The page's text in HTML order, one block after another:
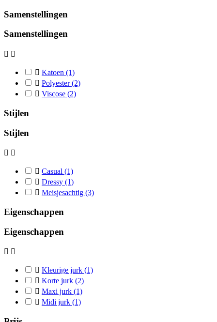
Samenstellingen
Samenstellingen
 
 Katoen (1)
 Polyester(2)
 Viscose (2)
Stijlen
Stijlen
 
 Casual (1)
 Dressy (1)
 Meisjesachtig (3)
Eigenschappen
Eigenschappen
 
 Kleurige jurk (1)
 Korte jurk (2)
 Maxi jurk (1)
 Midi jurk (1)